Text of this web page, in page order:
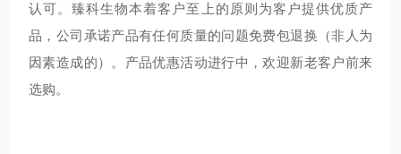
认可。臻科生物本着客户至上的原则为客户提供优质产
品，公司承诺产品有任何质量的问题免费包退换（非人为
因素造成的）。产品优惠活动进行中，欢迎新老客户前来
选购。